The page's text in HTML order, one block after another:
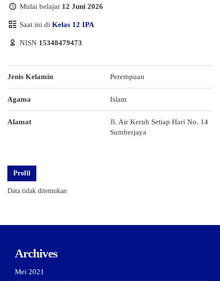
Mulai belajar 12 Juni 2026
Saat ini di Kelas 12 IPA
NISN 15348479473
Jenis Kelamin Perempuan
Agama Islam
Alamat
Jl. Air Keruh Setiap Hari No. 14
Sumberjaya
Profil
Data tidak ditemukan
Archives
Mei 2021